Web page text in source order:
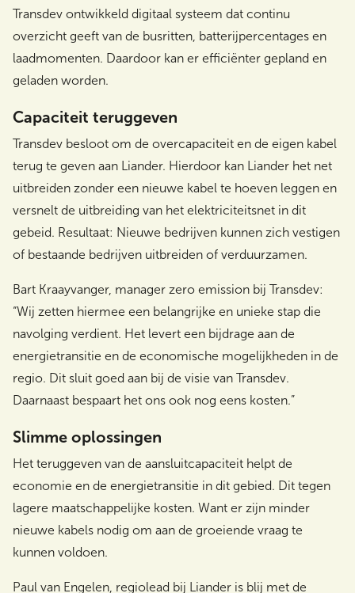
Transdev ontwikkeld digitaal systeem dat continu
overzicht geeft van de busritten, batterijpercentages en
laadmomenten. Daardoor kan er efficiënter gepland en
geladen worden.
Capaciteit teruggeven
Transdev besloot om de overcapaciteit en de eigen kabel
terug te geven aan Liander. Hierdoor kan Liander het net
uitbreiden zonder een nieuwe kabel te hoeven leggen en
versnelt de uitbreiding van het elektriciteitsnet in dit
gebeid. Resultaat: Nieuwe bedrijven kunnen zich vestigen
of bestaande bedrijven uitbreiden of verduurzamen.
Bart Kraayvanger, manager zero emission bij Transdev:
“Wij zetten hiermee een belangrijke en unieke stap die
navolging verdient. Het levert een bijdrage aan de
energietransitie en de economische mogelijkheden in de
regio. Dit sluit goed aan bij de visie van Transdev.
Daarnaast bespaart het ons ook nog eens kosten.”
Slimme oplossingen
Het teruggeven van de aansluitcapaciteit helpt de
economie en de energietransitie in dit gebied. Dit tegen
lagere maatschappelijke kosten. Want er zijn minder
nieuwe kabels nodig om aan de groeiende vraag te
kunnen voldoen.
Paul van Engelen, regiolead bij Liander is blij met de